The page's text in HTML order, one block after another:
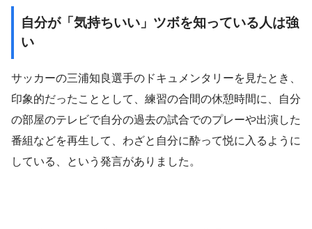
自分が「気持ちいい」ツボを知っている人は強
い
サッカーの三浦知良選手のドキュメンタリーを見たとき、
印象的だったこととして、練習の合間の休憩時間に、自分
の部屋のテレビで自分の過去の試合でのプレーや出演した
番組などを再生して、わざと自分に酔って悦に入るように
している、という発言がありました。